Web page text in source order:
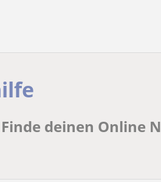
deinen Online